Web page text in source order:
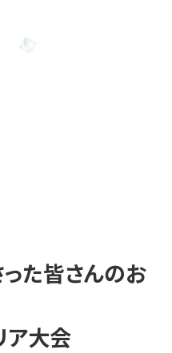
た皆さんのお
ア大会